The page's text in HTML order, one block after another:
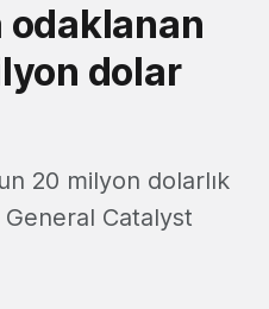
odaklanan
dolar
20 milyon dolarlık
General Catalyst